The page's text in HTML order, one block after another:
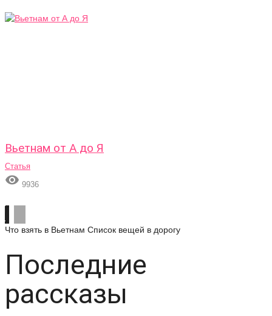
Вьетнам от А до Я
Статья
 9936
Что взять в Вьетнам Список вещей в дорогу
Последние
рассказы